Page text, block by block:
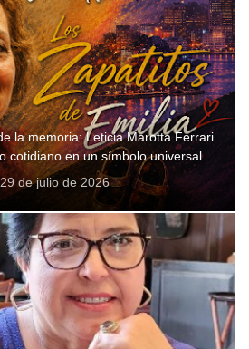
la memoria: Leticia Marotta Ferrari
cotidiano en un símbolo universal
29 de julio de 2026